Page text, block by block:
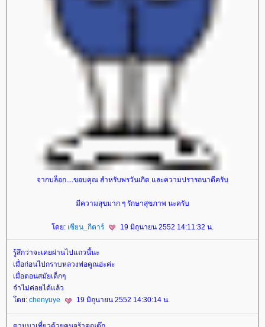
จากบล็อก....ขอบคุณ สำหรับพรวันเกิด และความปรารถนาดีครับ
มีความสุขมาก ๆ รักษาสุขภาพ นะครับ
ดย: เซียน_กีตาร์ 19 มิถุนายน 2552 14:11:32 น.
รู้สึกว่าจะเคยผ่านไปแถวนี้นะ
เมื่อก่อนไปกราบหลวงพ่อคูณอ่ะค่ะ
เมื่อตอนสมัยเด็กๆ
จำไม่ค่อยได้แล้ว
ดย: chenyuye 19 มิถุนายน 2552 14:30:14 น.